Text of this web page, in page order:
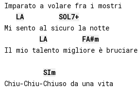
Imparato a volare fra i mostri
LA
SOL7+
Mi sento al sicuro la notte
LA
FA#m
Il mio talento migliore è
SIm
Chiu-Chiu-Chiuso da una vita